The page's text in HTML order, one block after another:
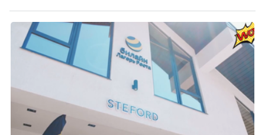
значит – сокращает доходы бизнеса.